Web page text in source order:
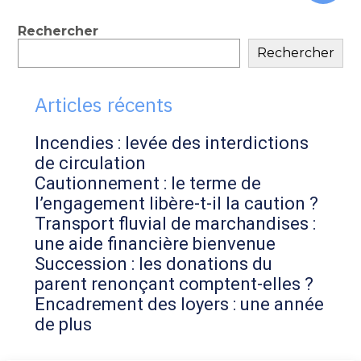
Blog
sidebar
Rechercher
Rechercher
Articles récents
Incendies : levée des interdictions
de circulation
Cautionnement : le terme de
l’engagement libère-t-il la caution ?
Transport fluvial de marchandises :
une aide financière bienvenue
Succession : les donations du
parent renonçant comptent-elles ?
Encadrement des loyers : une année
de plus